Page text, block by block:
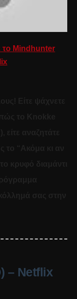
το Mindhunter
– Netflix